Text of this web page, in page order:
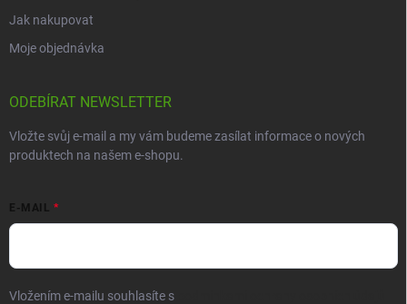
Jak nakupovat
Moje objednávka
ODEBÍRAT NEWSLETTER
Vložte svůj e-mail a my vám budeme zasílat informace o nových
produktech na našem e-shopu.
E-MAIL
Vložením e-mailu souhlasíte s